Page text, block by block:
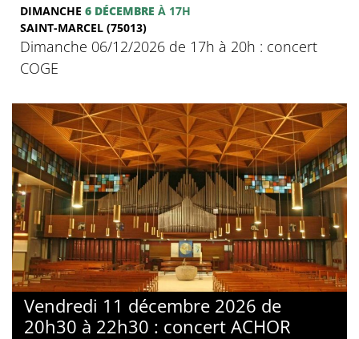
DIMANCHE 6 DÉCEMBRE À 17H
SAINT-MARCEL (75013)
Dimanche 06/12/2026 de 17h à 20h : concert
COGE
Vendredi 11 décembre 2026 de
20h30 à 22h30 : concert ACHOR